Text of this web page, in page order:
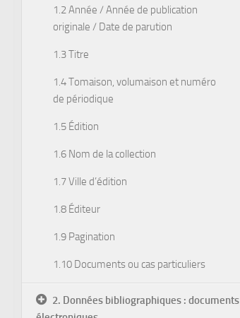
1.2 Année / Année de publication
originale / Date de parution
1.3 Titre
1.4 Tomaison, volumaison et numéro
de périodique
1.5 Édition
1.6 Nom de la collection
1.7 Ville d’édition
1.8 Éditeur
1.9 Pagination
1.10 Documents ou cas particuliers
2. Données bibliographiques : documents